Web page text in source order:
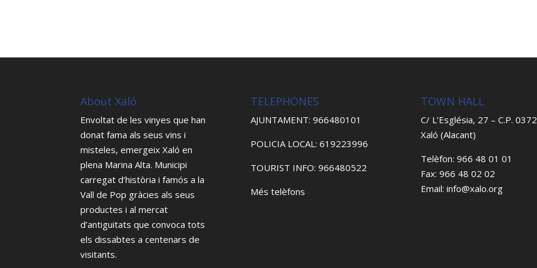
About Xaló
Envoltat de les vinyes que han
donat fama als seus vins i
misteles, emergeix Xaló en
plena Marina Alta. Municipi
carregat d’història i famós a la
Vall de Pop gràcies als seus
productes i al mercat
d’antiguitats que convoca tots
els dissabtes a centenars de
visitants.
TELEPHONES
AJUNTAMENT: 966480101
POLICIA LOCAL: 619223996
TOURIST INFO: 966480522
Més telèfons
TOWN HALL
C/ L’Església, 27 – C.P.
Xaló (Alacant)
Telèfon: 966 48 01 01
Fax: 966 48 02 02
Email: info@xalo.org